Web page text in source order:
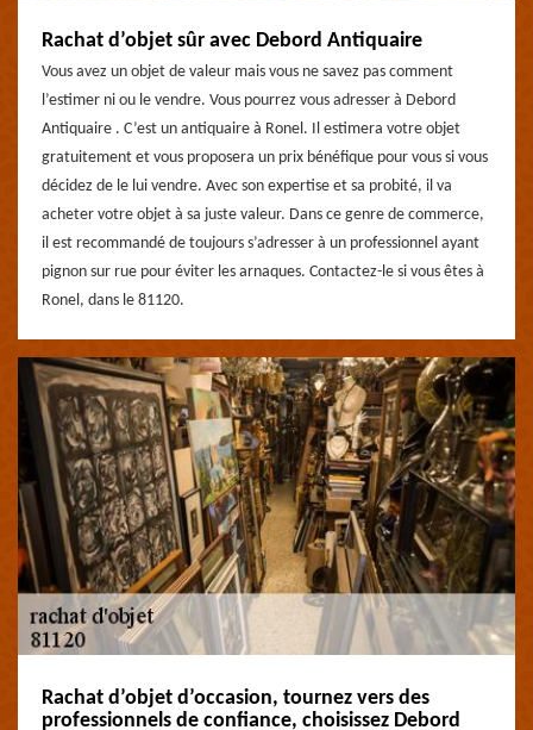
Rachat d’objet sûr avec Debord Antiquaire
Vous avez un objet de valeur mais vous ne savez pas comment
l’estimer ni ou le vendre. Vous pourrez vous adresser à Debord
Antiquaire . C’est un antiquaire à Ronel. Il estimera votre objet
gratuitement et vous proposera un prix bénéfique pour vous si vous
décidez de le lui vendre. Avec son expertise et sa probité, il va
acheter votre objet à sa juste valeur. Dans ce genre de commerce,
il est recommandé de toujours s’adresser à un professionnel ayant
pignon sur rue pour éviter les arnaques. Contactez-le si vous êtes à
Ronel, dans le 81120.
Rachat d’objet d’occasion, tournez vers des
professionnels de confiance, choisissez Debord